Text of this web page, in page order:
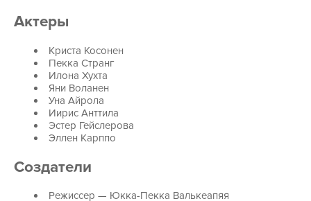
Актеры
Криста Косонен
Пекка Странг
Илона Хухта
Яни Воланен
Уна Айрола
Иирис Анттила
Эстер Гейслерова
Эллен Карппо
Создатели
Режиссер — Юкка-Пекка Валькеапяя